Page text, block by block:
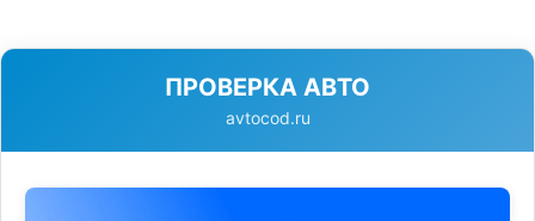
ПРОВЕРКА АВТО
avtocod.ru